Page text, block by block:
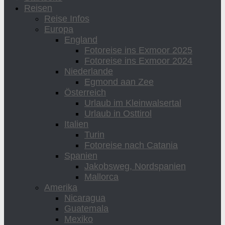
Reisen
Reise Infos
Europa
England
Fotoreise ins Exmoor 2025
Fotoreise ins Exmoor 2024
Niederlande
Egmond aan Zee
Österreich
Urlaub im Kleinwalsertal
Urlaub in Osttirol
Italien
Turin
Fotoreise nach Catania
Spanien
Jakobsweg, Nordspanien
Mallorca
Amerika
Nicaragua
Guatemala
Mexiko